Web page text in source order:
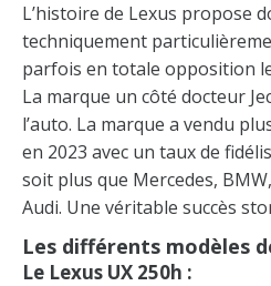
L’histoire de Lexus propose
techniquement
parfois en totale opposition
La marque un côté docteur
l’auto. La marque a vendu
en 2023 avec un taux de
soit plus que Mercedes,
Audi. Une véritable succès
Les différents modèles
Le Lexus UX 250h :